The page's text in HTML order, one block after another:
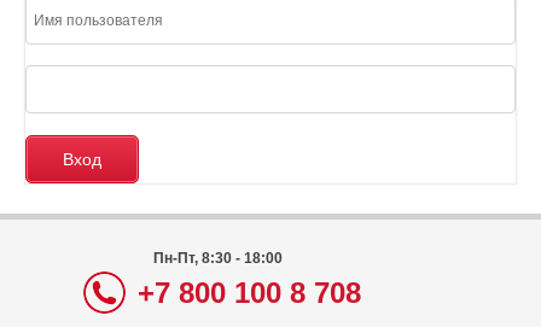
Пн-Пт, 8:30 - 18:00
+7 800 100 8 708